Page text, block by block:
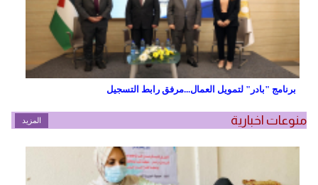
برنامج "بادر" لتمويل العمال...مرفق رابط التسجيل
منوعات اخبارية المزيد